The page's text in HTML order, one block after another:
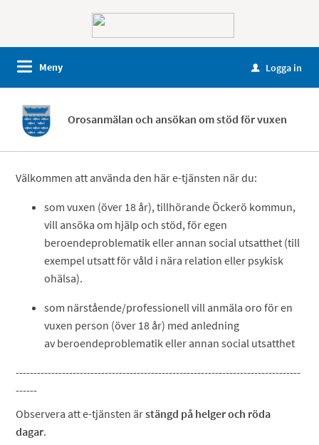
Meny u Logga in
Orosanmälan och ansökan om stöd för vuxen
Välkommen att använda den här e-tjänsten när du:
som vuxen (över 18 år), tillhörande Öckerö kommun,
vill ansöka om hjälp och stöd, för egen
beroendeproblematik eller annan social utsatthet (till
exempel utsatt för våld i nära relation eller psykisk
ohälsa).
som närstående/professionell vill anmäla oro för en
vuxen person (över 18 år) med anledning
av beroendeproblematik eller annan social utsatthet
--------------------------------------------------------------------------------
------
Observera att e-tjänsten ärstängd på helger och röda
dagar.